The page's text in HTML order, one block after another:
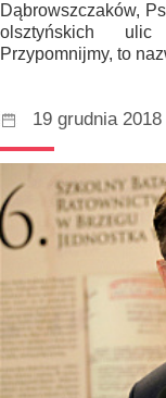
Dąbrowszczaków,
olsztyńskich ulic
Przypomnijmy, to
19 grudnia 2018